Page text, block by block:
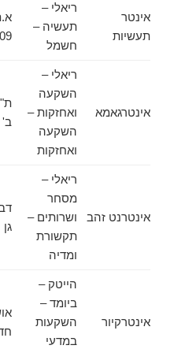
אינטר
תעשיות
ריאלי –
תעשיה –
חשמל
609, נצרת עילית
אינטרגאמא
ריאלי –
השקעה
ואחזקות –
השקעה
ואחזקות
אינטרנט זהב
ריאלי –
מסחר
ושרותים –
תקשורת
ומדיה
אינטרקיור
הייטק –
ביומד –
השקעות
במדעי